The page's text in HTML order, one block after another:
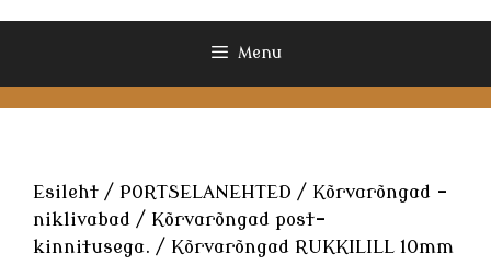
Menu
Esileht / PORTSELANEHTED / Kõrvarõngad -
niklivabad / Kõrvarõngad post-
kinnitusega. / Kõrvarõngad RUKKILILL 10mm